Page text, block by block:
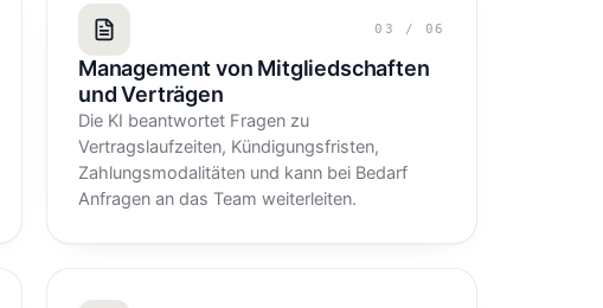
03 / 06
Management von Mitgliedschaften
und Verträgen
Die KI beantwortet Fragen zu
Vertragslaufzeiten, Kündigungsfristen,
Zahlungsmodalitäten und kann bei Bedarf
Anfragen an das Team weiterleiten.